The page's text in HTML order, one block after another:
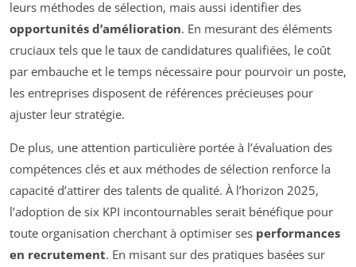
leurs méthodes de sélection, mais aussi identifier des
opportunités d’amélioration. En mesurant des éléments
cruciaux tels que le taux de candidatures qualifiées, le coût
par embauche et le temps nécessaire pour pourvoir un poste,
les entreprises disposent de références précieuses pour
ajuster leur stratégie.
De plus, une attention particulière portée à l’évaluation des
compétences clés et aux méthodes de sélection renforce la
capacité d’attirer des talents de qualité. À l’horizon 2025,
l’adoption de six KPI incontournables serait bénéfique pour
toute organisation cherchant à optimiser ses performances
en recrutement. En misant sur des pratiques basées sur